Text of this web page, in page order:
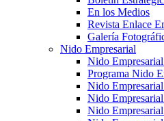
En los Medios
Revista Enlace
Galería
Nido Empresarial
Nido
Programa Nido
Nido
Nido
Nido